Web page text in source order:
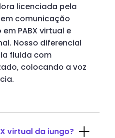
licenciada pela
comunicação
PABX virtual e
Nosso diferencial
fluida com
colocando a voz
virtual da iungo?